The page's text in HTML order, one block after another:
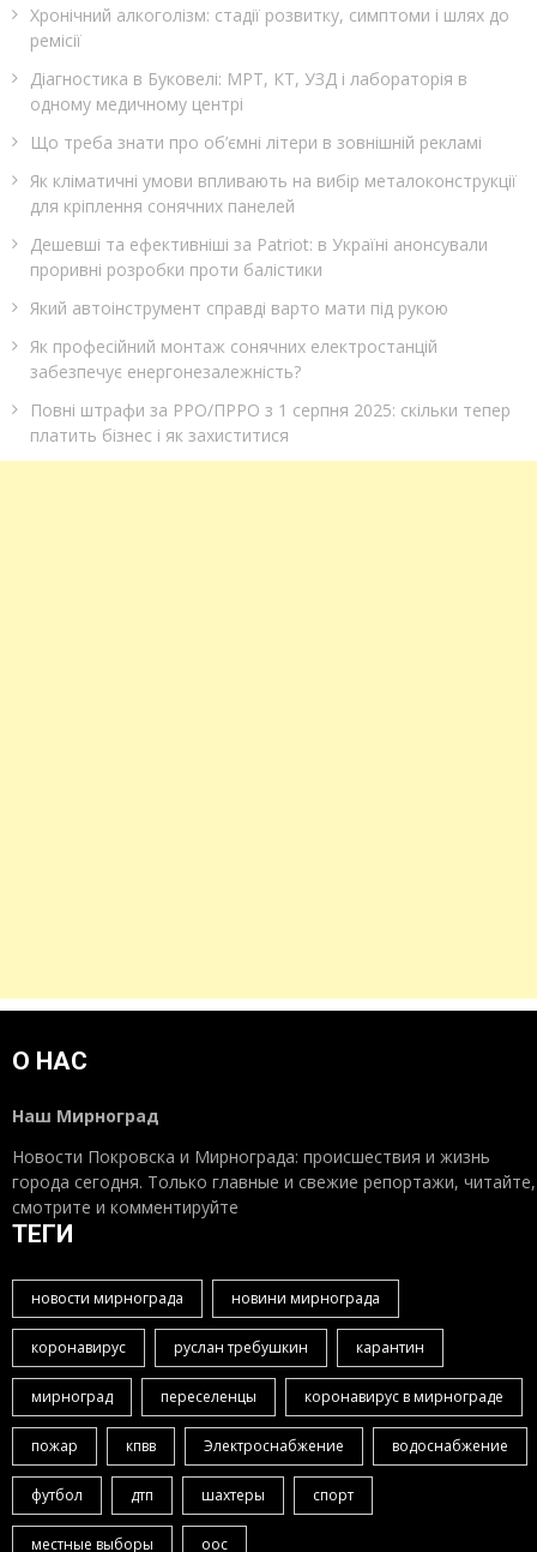
Хронічний алкоголізм: стадії розвитку, симптоми і шлях до
ремісії
Діагностика в Буковелі: МРТ, КТ, УЗД і лабораторія в
одному медичному центрі
Що треба знати про об’ємні літери в зовнішній рекламі
Як кліматичні умови впливають на вибір металоконструкції
для кріплення сонячних панелей
Дешевші та ефективніші за Patriot: в Україні анонсували
проривні розробки проти балістики
Який автоінструмент справді варто мати під рукою
Як професійний монтаж сонячних електростанцій
забезпечує енергонезалежність?
Повні штрафи за РРО/ПРРО з 1 серпня 2025: скільки тепер
платить бізнес і як захиститися
О НАС
Наш Мирноград
Новости Покровска и Мирнограда: происшествия и жизнь
города сегодня. Только главные и свежие репортажи, читайте,
смотрите и комментируйте
ТЕГИ
новости мирнограда новини мирнограда
коронавирус руслан требушкин карантин
мирноград переселенцы коронавирус в мирнограде
пожар кпвв Электроснабжение водоснабжение
футбол дтп шахтеры спорт
местные выборы оос